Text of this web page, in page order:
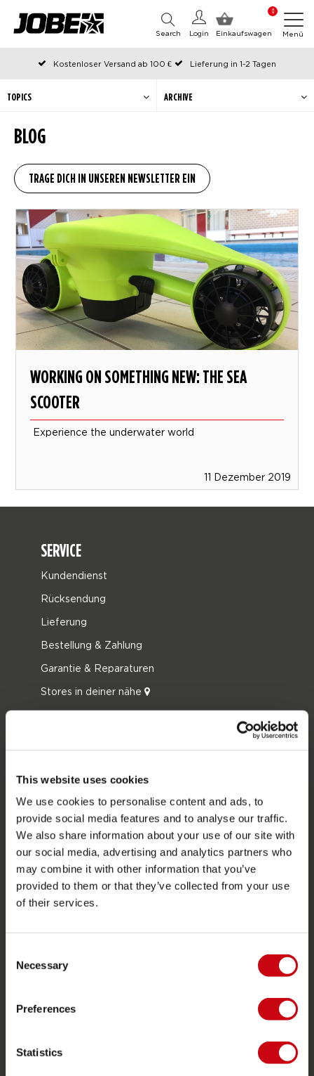
This website uses cookies
We use cookies to personalise content and ads, to
provide social media features and to analyse our traffic.
We also share information about your use of our site with
our social media, advertising and analytics partners who
may combine it with other information that you’ve
provided to them or that they’ve collected from your use
of their services.
Selection
Necessary
Preferences
Statistics
0
Einkaufswagen
Login
Search Menü
Kostenloser Versand ab 100 €
Lieferung in 1-2 Tagen
An Werktagen vor 12:00 Uhr bestellt, noch am selben Tag versendet
Zahlen Sie später oder in Teilen
BLOG
TOPICS ARCHIVE
WORKING ON SOMETHING NEW: THE SEA
SCOOTER
Experience the underwater world
11 Dezember 2019
SERVICE
Kundendienst
Rücksendung
Lieferung
Bestellung & Zahlung
Garantie & Reparaturen
Stores in deiner nähe
JOBE SPORTS
Über Jobe
Karriere
Jobe Händler werden
PRODUKTGRUPPEN
2026 Collection
Neoprenanzüge
Wake